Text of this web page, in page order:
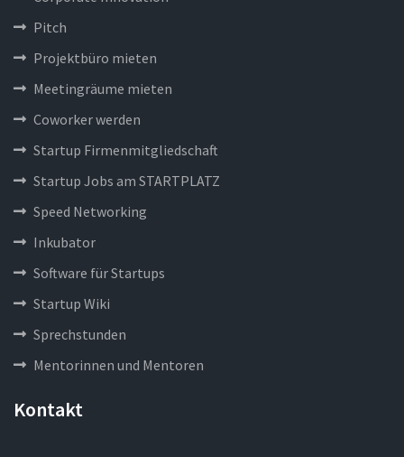
Pitch
Projektbüro mieten
Meetingräume mieten
Coworker werden
Startup Firmenmitgliedschaft
Startup Jobs am STARTPLATZ
Speed Networking
Inkubator
Software für Startups
Startup Wiki
Sprechstunden
Mentorinnen und Mentoren
Kontakt